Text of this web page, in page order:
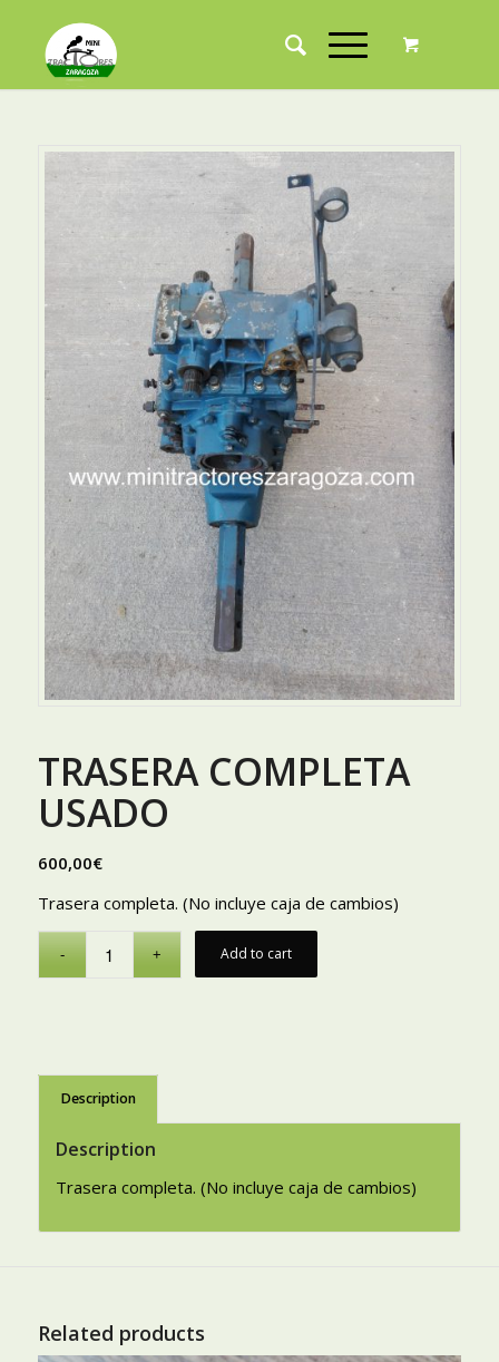
TRASERA COMPLETA
USADO
600,00€
Trasera completa. (No incluye caja de cambios)
Add to cart
Description
Description
Trasera completa. (No incluye caja de cambios)
Related products